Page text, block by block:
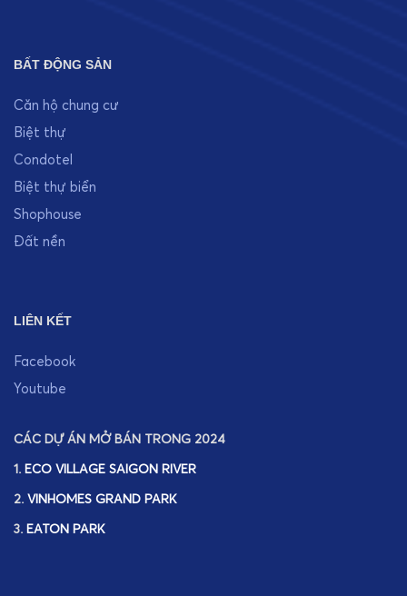
BẤT ĐỘNG SẢN
Căn hộ chung cư
Biệt thự
Condotel
Biệt thự biển
Shophouse
Đất nền
LIÊN KẾT
Facebook
Youtube
CÁC DỰ ÁN MỞ BÁN TRONG 2024
1. ECO VILLAGE SAIGON RIVER
2. VINHOMES GRAND PARK
3. EATON PARK